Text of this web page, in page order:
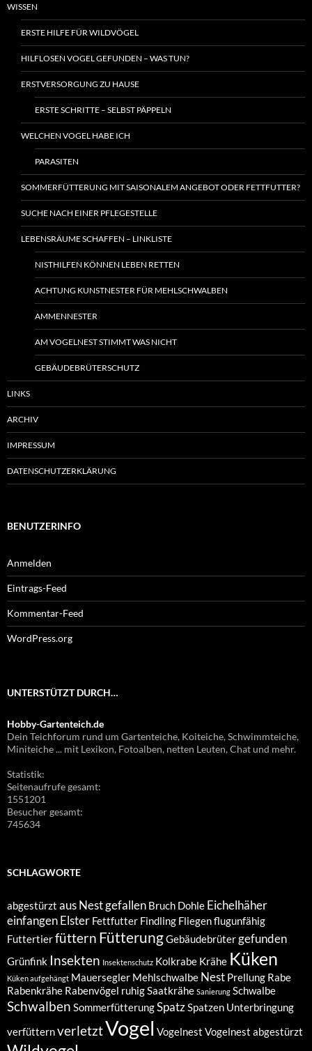
WISSEN
ERSTE HILFE FÜR WILDVÖGEL
HILFLOSEN VOGEL GEFUNDEN – WAS TUN?
ERSTVERSORGUNG ZU HAUSE
ERSTE SCHRITTE – SELBST PÄPPELN
WELCHEN VOGEL HABE ICH
PARASITEN
SOMMERFÜTTERUNG MIT SAISONALEM ANGEBOT ODER FETTFUTTER?
SUCHE NACH EINER PFLEGESTELLE
LEBENSRÄUME SCHAFFEN – LINKLISTE
NISTHILFEN KÖNNEN LEBEN RETTEN
ACHTUNG KUNSTNESTER FÜR MEHLSCHWALBEN
AMMENNESTER
AM VOGELNEST STIMMT WAS NICHT
GEBÄUDEBRÜTERSCHUTZ
LINKS
ARCHIV
IMPRESSUM
DATENSCHUTZERKLÄRUNG
BENUTZERINFO
Anmelden
Eintrags-Feed
Kommentar-Feed
WordPress.org
UNTERSTÜTZT DURCH…
Hobby-Gartenteich.de
Dein Teichforum rund um Gartenteiche, Koiteiche, Schwimmteiche,
Miniteiche ... mit Lexikon, Fotoalben, netten Leuten, Chat und mehr.
Statistik:
Seitenaufrufe gesamt:
1551201
Besucher gesamt:
745634
SCHLAGWORTE
abgestürzt aus Nest gefallen Bruch Dohle Eichelhäher
einfangenElster Fettfutter Findling Fliegenflugunfähig
Futtertierfüttern FütterungGebäudebrüter gefunden
Grünfink Insekten Insektenschutz Kolkrabe Krähe Küken
Küken aufgehängt Mauersegler Mehlschwalbe Nest Prellung Rabe
Rabenkrähe Rabenvögel ruhigSaatkrähe Sanierung Schwalbe
Schwalben SommerfütterungSpatzSpatzen Unterbringung
verfütternverletztVogel Vogelnest Vogelnest abgestürzt